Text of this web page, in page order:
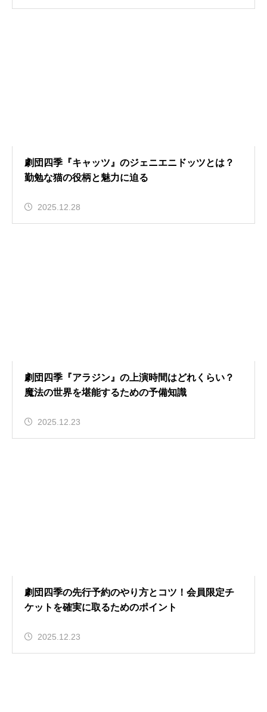
劇団四季『キャッツ』のジェニエニドッツとは？
勤勉な猫の役柄と魅力に迫る
2025.12.28
劇団四季『アラジン』の上演時間はどれくらい？
魔法の世界を堪能するための予備知識
2025.12.23
劇団四季の先行予約のやり方とコツ！会員限定チ
ケットを確実に取るためのポイント
2025.12.23